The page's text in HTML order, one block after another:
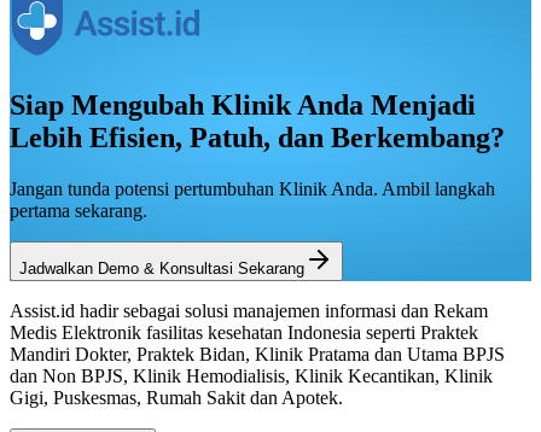
Siap Mengubah Klinik Anda Menjadi
Lebih Efisien, Patuh, dan Berkembang?
Jangan tunda potensi pertumbuhan Klinik Anda. Ambil langkah
pertama sekarang.
Jadwalkan Demo & Konsultasi Sekarang
Assist.id hadir sebagai solusi manajemen informasi dan Rekam
Medis Elektronik fasilitas kesehatan Indonesia seperti Praktek
Mandiri Dokter, Praktek Bidan, Klinik Pratama dan Utama BPJS
dan Non BPJS, Klinik Hemodialisis, Klinik Kecantikan, Klinik
Gigi, Puskesmas, Rumah Sakit dan Apotek.